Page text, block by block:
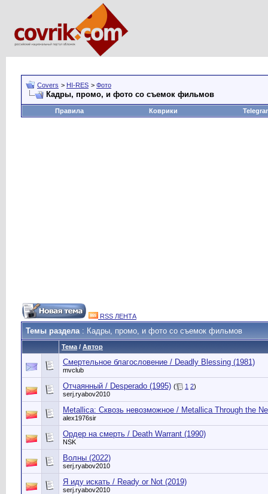
Covers > HI-RES > Фото
Кадры, промо, и фото со съемок фильмов
Правила Коврики
RSS ЛЕНТА
Темы раздела: Кадры, промо, и фото со съемок фильмов
Тема / Автор
Смертельное благословение / Deadly Blessing (1981)
mvclub
Отчаянный / Desperado (1995) ( 1 2)
serj.ryabov2010
Metallica: Сквозь невозможное / Metallica Through the
alex1976sir
Ордер на смерть / Death Warrant (1990)
NSK
Волны (2022)
serj.ryabov2010
Я иду искать / Ready or Not (2019)
serj.ryabov2010